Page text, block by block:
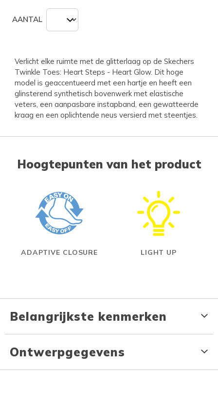
AANTAL
Verlicht elke ruimte met de glitterlaag op de Skechers
Twinkle Toes: Heart Steps - Heart Glow. Dit hoge
model is geaccentueerd met een hartje en heeft een
glinsterend synthetisch bovenwerk met elastische
veters, een aanpasbare instapband, een gewatteerde
kraag en een oplichtende neus versierd met steentjes.
Hoogtepunten van het product
ADAPTIVE CLOSURE LIGHT UP
Belangrijkste kenmerken
Ontwerpgegevens